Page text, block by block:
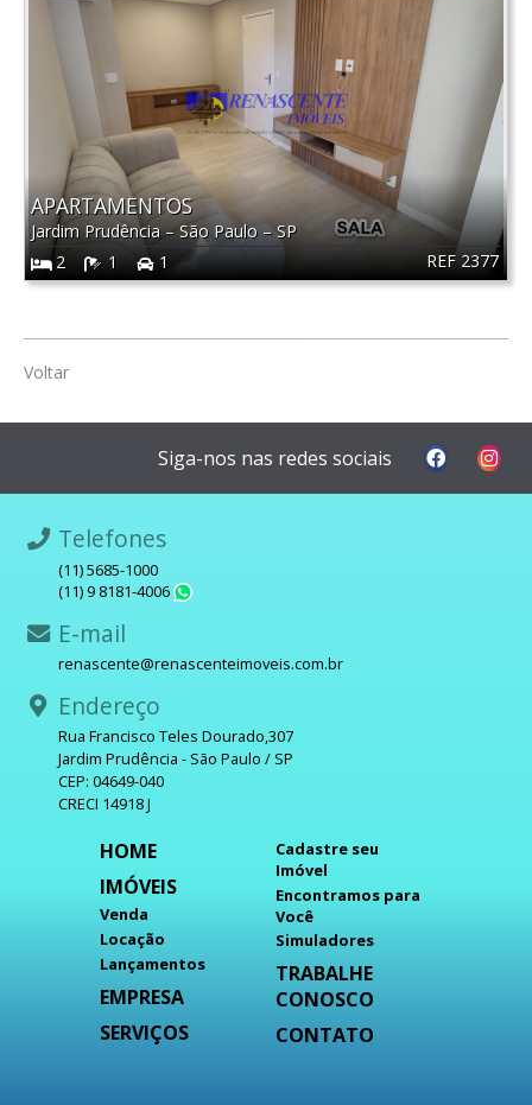
REF 2377
APARTAMENTOS
Jardim Prudência– São Paulo – SP
2
1 1
Voltar
Siga-nos nas redes sociais
Telefones
(11) 5685-1000
(11) 9 8181-4006
E-mail
renascente@renascenteimoveis.com.br
Endereço
Rua Francisco Teles Dourado,307
Jardim Prudência - São Paulo / SP
CEP: 04649-040
CRECI 14918 J
HOME
IMÓVEIS
Venda
Locação
Lançamentos
EMPRESA
SERVIÇOS
Cadastre seu
Imóvel
Encontramos para
Você
Simuladores
TRABALHE
CONOSCO
CONTATO